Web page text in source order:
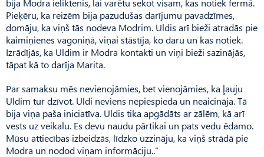
bija Modra ieliktenis, lai varētu sekot visam, kas notiek fermā.
Pieķēru, ka reizēm bija pazudušas darījumu pavadzīmes,
domāju, ka viņš tās nodeva Modrim. Uldis arī bieži atradās pie
kaimiņienes vagoniņā, viņai stāstīja, ko daru un kas notiek.
Izrādījās, ka Uldim ir Modra kontakti un viņi bieži sazinājās,
tāpat kā to darīja Marita.
Par samaksu mēs nevienojāmies, bet vienojāmies, ka ļauju
Uldim tur dzīvot. Uldi neviens nepiespieda un neaicināja. Tā
bija viņa paša iniciatīva. Uldis tika apgādāts ar zālēm, kā arī
vests uz veikalu. Es devu naudu pārtikai un pats vedu ēdamo.
Mūsu attiecības izbeidzās, līdzko uzzināju, ka viņš strādā pie
Modra un nodod viņam informāciju..”